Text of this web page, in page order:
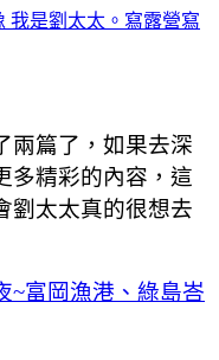
我是劉太太。寫露營寫
兩篇了，如果去深
多精彩的內容，這
劉太太真的很想去
~富岡漁港、綠島峇